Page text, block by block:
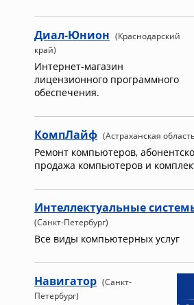
Диал-Юнион (Краснодарский
край)
Интернет-магазин
лицензионного программного
обеспечения.
КомпЛайф (Астраханская
Ремонт компьютеров,
продажа компьютеров и
Интеллектуальные
(Санкт-Петербург)
Все виды компьютерных услуг
Навигатор (Санкт-
Петербург)